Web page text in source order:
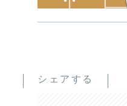
シェアする